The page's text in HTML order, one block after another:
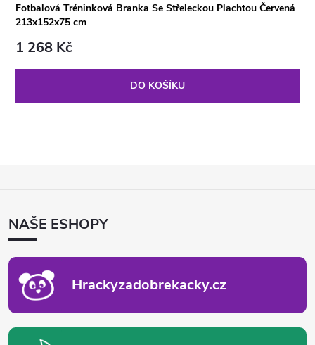
Fotbalová Tréninková Branka Se Střeleckou Plachtou Červená
213x152x75 cm
1 268 Kč
DO KOŠÍKU
ANAŠE ESHOPY
Hrackyzadobrekacky.cz